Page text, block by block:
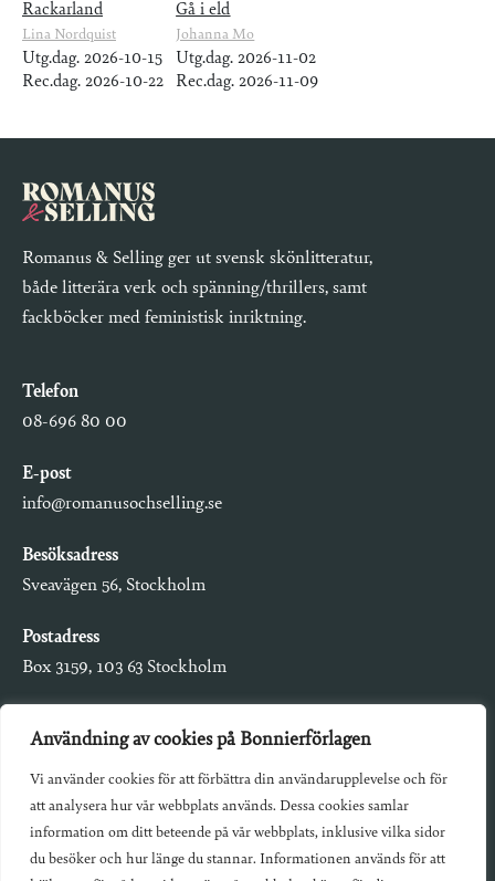
Användning av cookies på Bonnierförlagen
Vi använder cookies för att förbättra din användarupplevelse och för
att analysera hur vår webbplats används. Dessa cookies samlar
information om ditt beteende på vår webbplats, inklusive vilka sidor
du besöker och hur länge du stannar. Informationen används för att
Rackarland
Lina Nordquist
Utg.dag. 2026-10-15
Rec.dag. 2026-10-22
Gå i eld
Johanna Mo
Utg.dag. 2026-11-02
Rec.dag. 2026-11-09
Romanus & Selling ger ut svensk skönlitteratur,
både litterära verk och spänning/thrillers, samt
fackböcker med feministisk inriktning.
Telefon
08-696 80 00
E-post
info@romanusochselling.se
Besöksadress
Sveavägen 56, Stockholm
Postadress
Box 3159, 103 63 Stockholm
Om Bonnierförlagen
Cookies
Integritetspolicy